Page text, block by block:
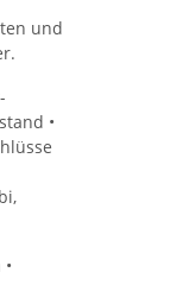
und
•